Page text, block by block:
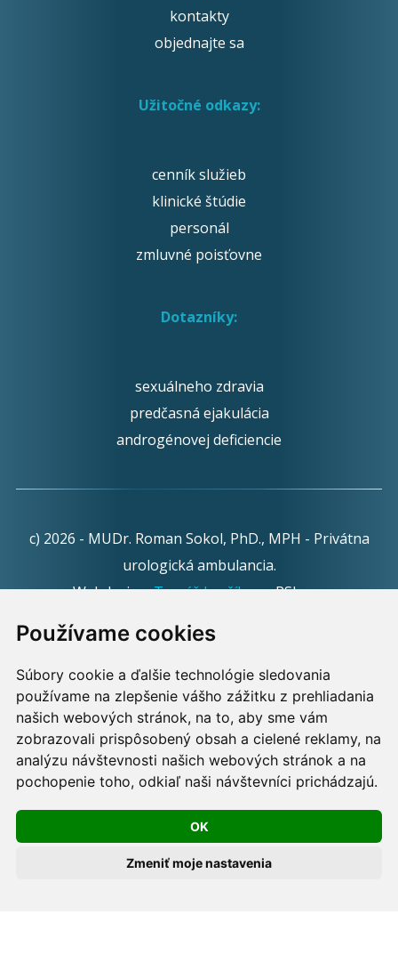
Používame cookies
Súbory cookie a ďalšie technológie sledovania
používame na zlepšenie vášho zážitku z prehliadania
našich webových stránok, na to, aby sme vám
zobrazovali prispôsobený obsah a cielené reklamy, na
analýzu návštevnosti našich webových stránok a na
pochopenie toho, odkiaľ naši návštevníci prichádzajú.
OK
Zmeniť moje nastavenia
kontakty
objednajte sa
Užitočné odkazy:
cenník služieb
klinické štúdie
personál
zmluvné poisťovne
Dotazníky:
sexuálneho zdravia
predčasná ejakulácia
androgénovej deficiencie
c) 2026 - MUDr. Roman Sokol, PhD., MPH - Privátna
urologická ambulancia.
Webdesign:Tomáš Levčíkpre RSbros.
Informačná povinnosť -Ochrana osobných údajov v
podmienkach prevádzkovateľa.
Používame cookies -nastavenie cookies.
Skopírovaním textu alebo časti textu z akejkoľvek
stránky tohto webu a jeho umiestnením na iný web
porušíte práva MUDr. Romana Sokola, PhD., MPH, ako
aj práva ďalších osôb zúčastnených na tvorbe obsahu
pre tento web.